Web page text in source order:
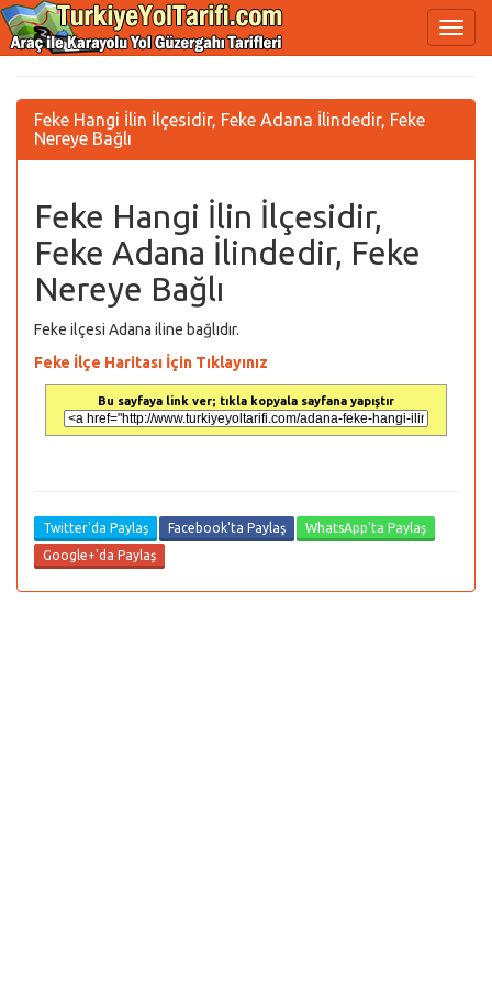
Feke Hangi İlin İlçesidir, Feke Adana İlindedir, Feke
Nereye Bağlı
Feke Hangi İlin İlçesidir,
Feke Adana İlindedir, Feke
Nereye Bağlı
Feke ilçesi Adana iline bağlıdır.
Feke İlçe Haritası İçin Tıklayınız
Bu sayfaya link ver; tıkla kopyala sayfana yapıştır
Twitter'da Paylaş Facebook'ta Paylaş
WhatsApp'ta Paylaş
Google+'da Paylaş